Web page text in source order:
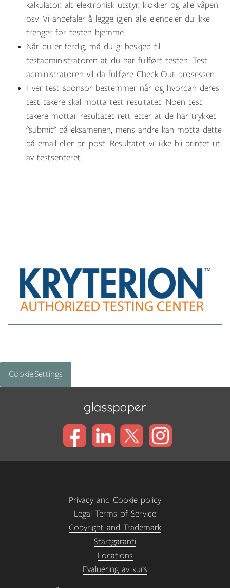
kalkulator, alt elektronisk utstyr, klokker og alle våpen.
osv. Vi anbefaler å legge igjen alle eiendeler du ikke
trenger for testen hjemme.
Når du er ferdig, må du gi beskjed til
testadministratoren at du har fullført testen. Test
administratoren vil da fullføre Check-Out prosessen.
Hver test sponsor bestemmer når og hvordan deres
test takere skal motta test resultatet. Noen test
takere mottar resultatet rett etter at de har trykket
"submit" på eksamenen, mens andre kan motta dette
på email eller pr. post. Resultatet vil ikke bli printet ut
av testsenteret.
Cookie Settings
Privacy and Cookie policy
Legal Terms of Service
Copyright and Trademark
Startgaranti
Locations
Evaluering av kurs